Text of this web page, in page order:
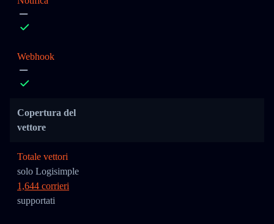
Webhook
Copertura del
vettore
Totale vettori
solo Logisimple
1,644 corrieri
supportati